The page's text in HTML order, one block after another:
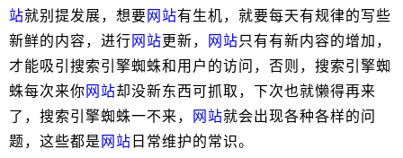
站就别提发展，想要 网站有生机，就要每天有规律的写些
新鲜的内容，进行 网站更新， 网站只有有新内容的增加，
才能吸引搜索引擎蜘蛛和用户的访问，否则，搜索引擎蜘
蛛每次来你 网站却没新东西可抓取，下次也就懒得再来
了，搜索引擎蜘蛛一不来，
网站就会出现各种各样的问
题，这些都是 网站 日常维护的常识。